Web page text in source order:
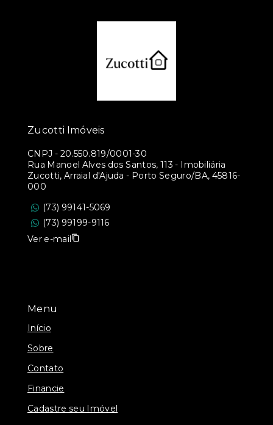
Menu
Início
Sobre
Contato
Financie
Cadastre seu Imóvel
Zucotti Imóveis
CNPJ - 20.550.819/0001-30
Rua Manoel Alves dos Santos, 113 - Imobiliária
Zucotti, Arraial d'Ajuda - Porto Seguro/BA, 45816-
000
(73) 99141-5069
(73) 99199-9116
Ver e-mail